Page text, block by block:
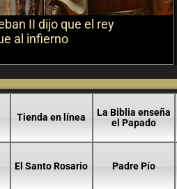
II dijo que el rey
al infierno
Tienda en línea
La Biblia enseña
el Papado
El Santo Rosario Padre Pío